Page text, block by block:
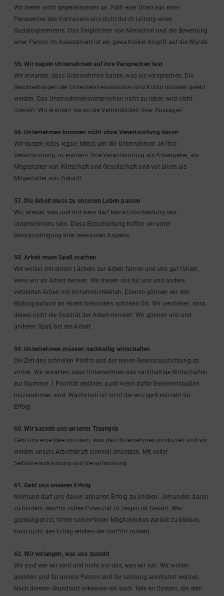
Wir treten nicht gegeneinander an. Fällt euer Urteil aus einer
Perspektive des Vertrauens uns nicht durch Leitung eines
Sozialexperiments. Das Vergleichen von Menschen und die Bewertung
einer Person im Assessment ist ein gewaltvoller Angriff auf die Würde.
55. Wir nageln Unternehmen auf ihre Versprechen fest
Wir erwarten, dass Unternehmen halten, was sie versprechen. Die
Beschreibungen der Unternehmensmission und Kultur müssen gelebt
werden. Das Unternehmensversprechen nicht zu leben wird nicht
toleriert. Wir erinnern sie an die Verbindlickeit ihrer Aussagen.
56. Unternehmen kommen nicht ohne Verantwortung davon
Wir nutzen jedes legale Mittel, um die Unternehmen an ihre
Verantwortung zu erinnern. Ihre Verantwortung als Arbeitgeber, als
Mitgestalter von Wirtschaft und Gesellschaft und vor allem als
Mitgestalter von Zukunft.
57. Die Arbeit muss zu unserem Leben passen
Wo, wieviel, was und mit wem darf keine Entscheidung des
Unternehmens sein. Diese Entscheidung treffen wir unter
Berücksichtigung aller relevanten Aspekte.
58. Arbeit muss Spaß machen
Wir wollen mit einem Lächeln zur Arbeit fahren und uns gut fühlen,
wenn wir an Arbeit denken. Wir freuen uns für uns und andere,
verbinden Arbeit mit Annehmlichkeiten. Ebenso gönnen wir den
Bildungsurlaub an einem besonders schönen Ort. Wir verstehen, dass
dieses nicht die Qualität der Arbeit mindert. Wir gönnen uns und
anderen Spaß bei der Arbeit.
59. Unternehmen müssen nachhaltig wirtschaften
Die Zeit des schnellen Profits und der reinen Gewinnausrichtung ist
vorbei. Wir erwarten, dass Unternehmen das nachhaltige Wirtschaften
zur Nummer 1 Priorität erklären, auch wenn dafür Gewinneinbußen
hinzunehmen sind. Wachstum ist nicht die einzige Kennzahl für
Erfolg.
60. Wir basteln uns unseren Traumjob
Gebt uns eine Idee von dem, was das Unternehmen produziert und wir
werden unsere Arbeitskraft sinnvoll einsetzen. Mit voller
Selbstverwirklichung und Verantwortung.
61. Gebt uns unseren Erfolg
Niemand darf uns davon abhalten Erfolg zu erleben. Jemanden daran
zu hindern sein*ihr volles Potenzial zu zeigen ist Gewalt. Wer
gezwungen ist, hinter seinen*ihren Möglichkeiten zurück zu bleiben,
kann nicht den Erfolg erleben der ihm*ihr zusteht.
62. Wir verlangen, was uns zusteht
Wir sind wer wir sind und nicht nur das, was wir tun. Wir wollen
gesehen und für unsere Person und für Leistung anerkannt werden.
Nach diesem Grundsatz erkennen wir auch Teile im System, die dem